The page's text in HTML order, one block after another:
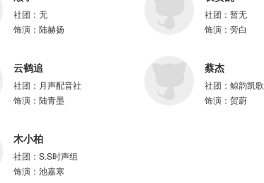
社团： 无
饰演： 陆赫扬
社团： 暂无
饰演： 旁白
云鹤追
社团： 月声配音社
饰演： 陆青墨
蔡杰
社团： 鲸韵凯歌
饰演： 贺蔚
木小柏
社团： S.S时声组
饰演： 池嘉寒